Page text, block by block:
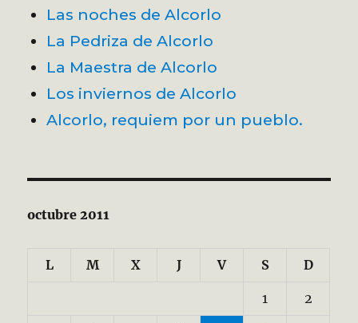
Las noches de Alcorlo
La Pedriza de Alcorlo
La Maestra de Alcorlo
Los inviernos de Alcorlo
Alcorlo, requiem por un pueblo.
octubre 2011
L M X J V S D
1 2